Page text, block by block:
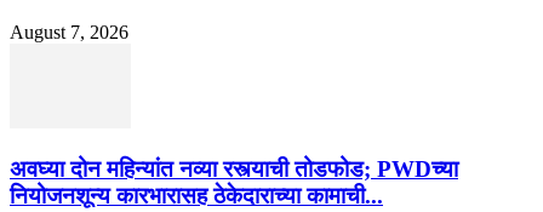
August 7, 2026
अवघ्या दोन महिन्यांत नव्या रस्त्याची तोडफोड; PWDच्या
नियोजनशून्य कारभारासह ठेकेदाराच्या कामाची...